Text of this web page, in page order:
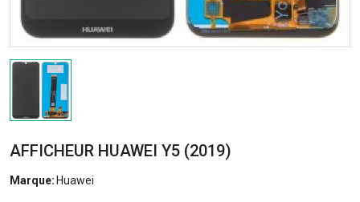
AFFICHEUR HUAWEI Y5 (2019)
Marque: Huawei